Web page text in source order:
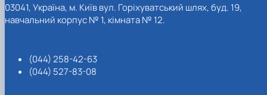
03041, Україна, м. Київ вул. Горіхуватський шлях, буд. 19,
навчальний корпус № 1, кімната № 12.
(044) 258-42-63
(044) 527-83-08